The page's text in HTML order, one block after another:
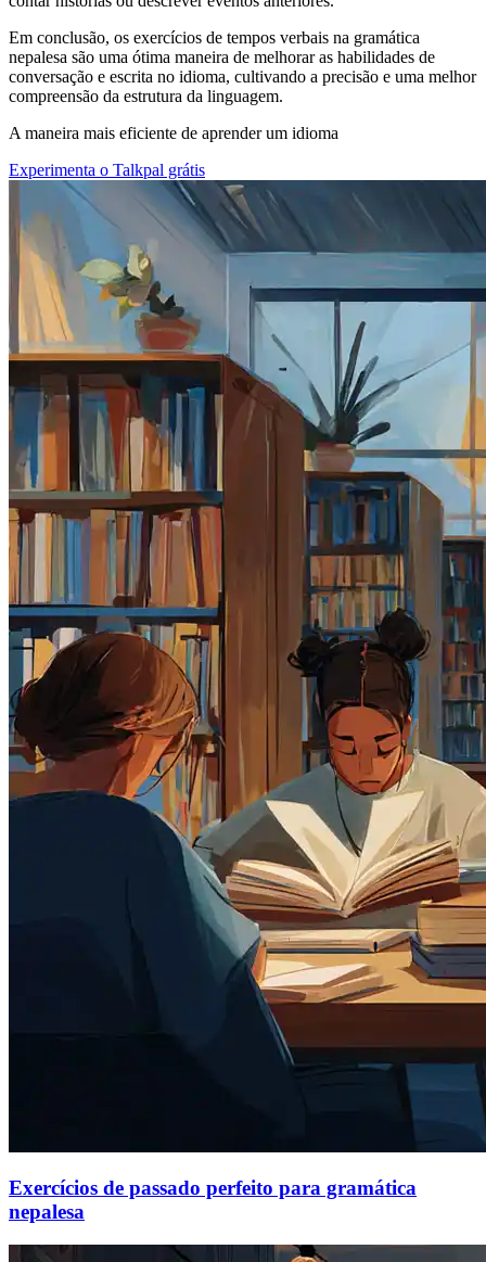
Em conclusão, os exercícios de tempos verbais na gramática
nepalesa são uma ótima maneira de melhorar as habilidades de
conversação e escrita no idioma, cultivando a precisão e uma melhor
compreensão da estrutura da linguagem.
A maneira mais eficiente de aprender um idioma
Experimenta o Talkpal grátis
Exercícios de passado perfeito para gramática
nepalesa